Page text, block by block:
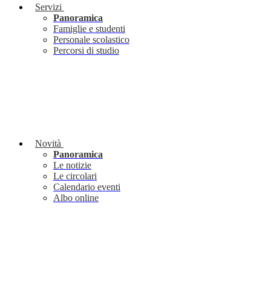
Servizi
Panoramica
Famiglie e studenti
Personale scolastico
Percorsi di studio
Novità
Panoramica
Le notizie
Le circolari
Calendario eventi
Albo online